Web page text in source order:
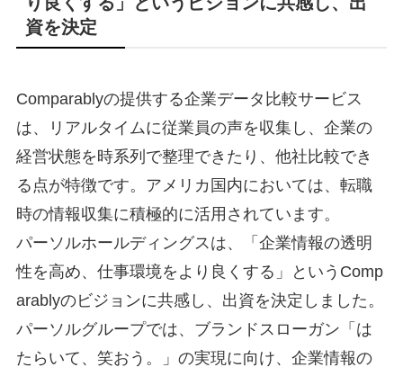
資を決定
Comparablyの提供する企業データ比較サービス
は、リアルタイムに従業員の声を収集し、企業の
経営状態を時系列で整理できたり、他社比較でき
る点が特徴です。アメリカ国内においては、転職
時の情報収集に積極的に活用されています。
パーソルホールディングスは、「企業情報の透明
性を高め、仕事環境をより良くする」というComp
arablyのビジョンに共感し、出資を決定しました。
パーソルグループでは、ブランドスローガン「は
たらいて、笑おう。」の実現に向け、企業情報の